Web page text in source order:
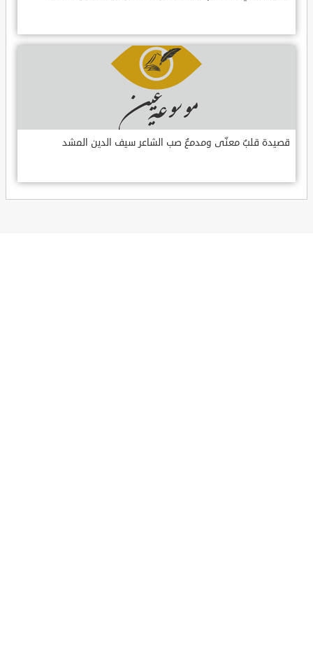
قصيدة قلبٌ معنّى ومدمعٌ صب الشاعر سيف الدين المشد